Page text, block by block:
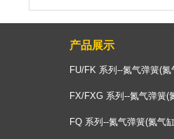
产品展示
FU/FK 系列--氮气弹簧(氮
FX/FXG 系列--氮气弹簧(
FQ 系列--氮气弹簧(氮气